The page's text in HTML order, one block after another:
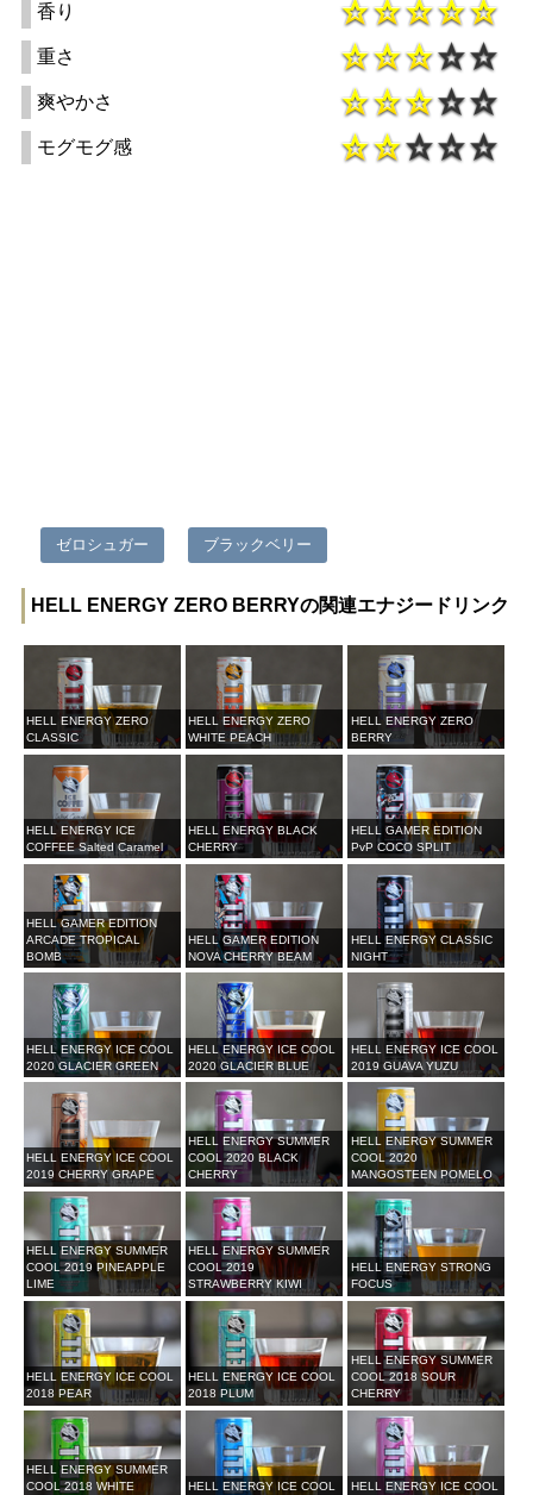
香り
重さ
爽やかさ
モグモグ感
ゼロシュガー ブラックベリー
HELL ENERGY ZERO BERRYの関連エナジードリンク
HELL ENERGY ZERO
CLASSIC
HELL ENERGY ZERO
WHITE PEACH
HELL ENERGY ZERO
BERRY
HELL ENERGY ICE
COFFEE Salted Caramel
HELL ENERGY BLACK
CHERRY
HELL GAMER EDITION
PvP COCO SPLIT
HELL GAMER EDITION
ARCADE TROPICAL
BOMB
HELL GAMER EDITION
NOVA CHERRY BEAM
HELL ENERGY CLASSIC
NIGHT
HELL ENERGY ICE COOL
2020 GLACIER GREEN
HELL ENERGY ICE COOL
2020 GLACIER BLUE
HELL ENERGY ICE COOL
2019 GUAVA YUZU
HELL ENERGY ICE COOL
2019 CHERRY GRAPE
HELL ENERGY SUMMER
COOL 2020 BLACK
CHERRY
HELL ENERGY SUMMER
COOL 2020
MANGOSTEEN POMELO
HELL ENERGY SUMMER
COOL 2019 PINEAPPLE
LIME
HELL ENERGY SUMMER
COOL 2019
STRAWBERRY KIWI
HELL ENERGY STRONG
FOCUS
HELL ENERGY ICE COOL
2018 PEAR
HELL ENERGY ICE COOL
2018 PLUM
HELL ENERGY SUMMER
COOL 2018 SOUR
CHERRY
HELL ENERGY SUMMER
COOL 2018 WHITE
HELL ENERGY ICE COOL
HELL ENERGY ICE COOL